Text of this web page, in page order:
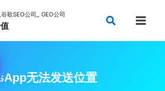
搜
无法发送位置